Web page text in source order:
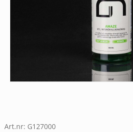
Art.nr: G127000